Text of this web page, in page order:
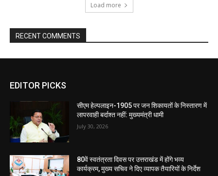
Load more
RECENT COMMENTS
EDITOR PICKS
सीएम हेल्पलाइन-1905 पर जन शिकायतों के निस्तारण में
लापरवाही बर्दाश्त नहीं: मुख्यमंत्री धामी
July 30, 2026
80वें स्वतंत्रता दिवस पर उत्तराखंड में होंगे भव्य
कार्यक्रम, मुख्य सचिव ने दिए व्यापक तैयारियों के निर्देश